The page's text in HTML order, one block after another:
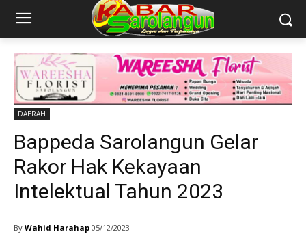
DAERAH
Bappeda Sarolangun Gelar
Rakor Hak Kekayaan
Intelektual Tahun 2023
By Wahid Harahap 05/12/2023